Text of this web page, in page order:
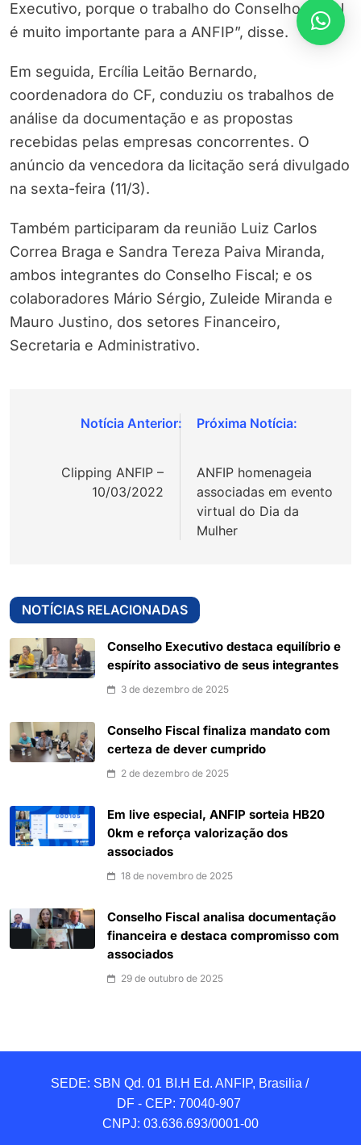
Executivo, porque o trabalho do Conselho Fiscal
é muito importante para a ANFIP”, disse.
Em seguida, Ercília Leitão Bernardo,
coordenadora do CF, conduziu os trabalhos de
análise da documentação e as propostas
recebidas pelas empresas concorrentes. O
anúncio da vencedora da licitação será divulgado
na sexta-feira (11/3).
Também participaram da reunião Luiz Carlos
Correa Braga e Sandra Tereza Paiva Miranda,
ambos integrantes do Conselho Fiscal; e os
colaboradores Mário Sérgio, Zuleide Miranda e
Mauro Justino, dos setores Financeiro,
Secretaria e Administrativo.
Navegação
Post
Clipping ANFIP –
10/03/2022
ANFIP homenageia
associadas em evento
virtual do Dia da
Mulher
NOTÍCIAS RELACIONADAS
Conselho Executivo destaca equilíbrio e
espírito associativo de seus integrantes
3 de dezembro de 2025
Conselho Fiscal finaliza mandato com
certeza de dever cumprido
2 de dezembro de 2025
Em live especial, ANFIP sorteia HB20
0km e reforça valorização dos
associados
18 de novembro de 2025
Conselho Fiscal analisa documentação
financeira e destaca compromisso com
associados
29 de outubro de 2025
SEDE: SBN Qd. 01 BI.H Ed. ANFIP, Brasilia /
DF - CEP: 70040-907
CNPJ: 03.636.693/0001-00